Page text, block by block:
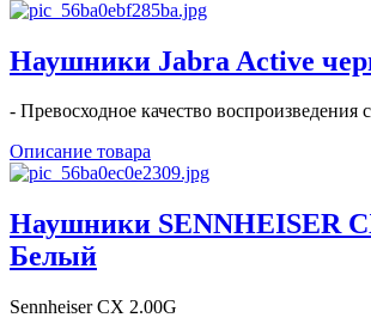
Наушники Jabra Active
- Превосходное качество воспроизведения
Описание товара
Наушники SENNHEISER
Белый
Sennheiser CX 2.00G